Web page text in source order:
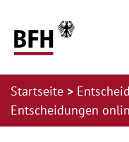
Startseite
Entscheidungen